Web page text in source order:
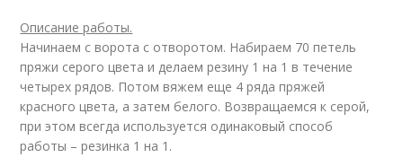
Описание работы.
Начинаем с ворота с отворотом. Набираем 70 петель
пряжи серого цвета и делаем резину 1 на 1 в течение
четырех рядов. Потом вяжем еще 4 ряда пряжей
красного цвета, а затем белого. Возвращаемся к серой,
при этом всегда используется одинаковый способ
работы – резинка 1 на 1.